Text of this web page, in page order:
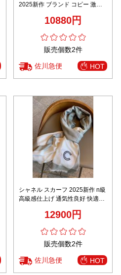
2025新作 ブランド コピー 激安
ッド エンブロイダリーロゴ 上質
10880円
販売個数2件
佐川急便 HOT
シャネル スカーフ 2025新作 n級
高級感仕上げ 通気性良好 快適な
12900円
販売個数2件
佐川急便 HOT